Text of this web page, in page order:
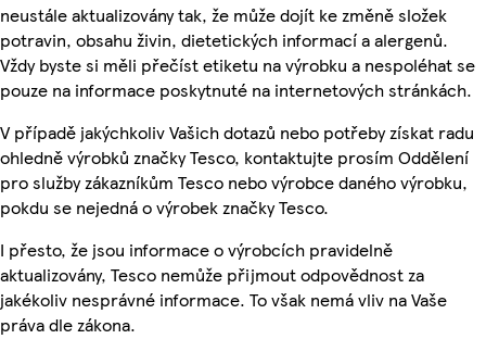
neustále aktualizovány tak, že může dojít ke změně složek
potravin, obsahu živin, dietetických informací a alergenů.
Vždy byste si měli přečíst etiketu na výrobku a nespoléhat se
pouze na informace poskytnuté na internetových stránkách.
V případě jakýchkoliv Vašich dotazů nebo potřeby získat radu
ohledně výrobků značky Tesco, kontaktujte prosím Oddělení
pro služby zákazníkům Tesco nebo výrobce daného výrobku,
pokdu se nejedná o výrobek značky Tesco.
I přesto, že jsou informace o výrobcích pravidelně
aktualizovány, Tesco nemůže přijmout odpovědnost za
jakékoliv nesprávné informace. To však nemá vliv na Vaše
práva dle zákona.